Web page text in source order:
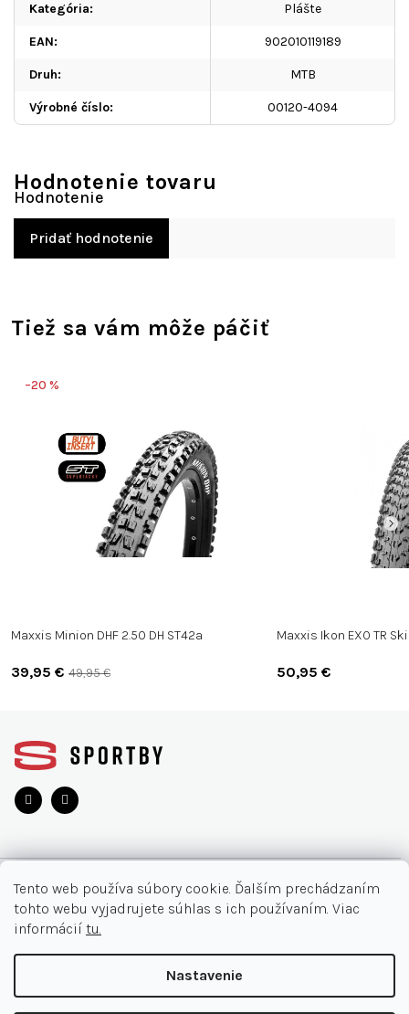
Tento web používa súbory cookie. Ďalším prechádzaním
tohto webu vyjadrujete súhlas s ich používaním. Viac
informácií tu.
Nastavenie
Kategória: Plášte
EAN: 902010119189
Druh: MTB
Výrobné číslo: 00120-4094
Hodnotenie tovaru
Pridať hodnotenie
Tiež sa vám môže páčiť
–20 %
Maxxis Minion DHF 2.50 DH ST42a
39,95 € 49,95 €
Maxxis Ikon EXO TR
50,95 €
e
O NÁKUPE
Moja objednávka
Najčastejšie otázky
Obchodné podmienky
INFORMÁCIE
Akcie